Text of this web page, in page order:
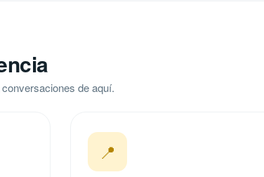
de aquí.
📍